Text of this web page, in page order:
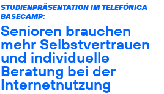
STUDIENPRÄSENTATION IM TELEFÓNICA
BASECAMP:
Senioren brauchen
mehr Selbstvertrauen
und individuelle
Beratung bei der
Internetnutzung